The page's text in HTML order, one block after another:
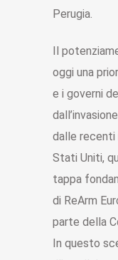
Perugia.
Il
oggi una
e i governi
dalle recenti
Stati Uniti,
tappa
di ReArm
parte della
In questo